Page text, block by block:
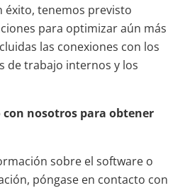
éxito, tenemos previsto
para optimizar aún más
las conexiones con los
de trabajo internos y los
con nosotros para obtener
sobre el software o
póngase en contacto con